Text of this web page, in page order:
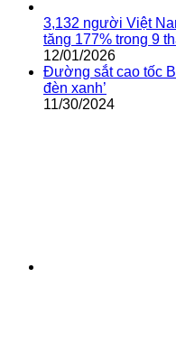
3,132 người Việt
tăng 177% trong 9
12/01/2026
Đường sắt cao tốc
đèn xanh’
11/30/2024